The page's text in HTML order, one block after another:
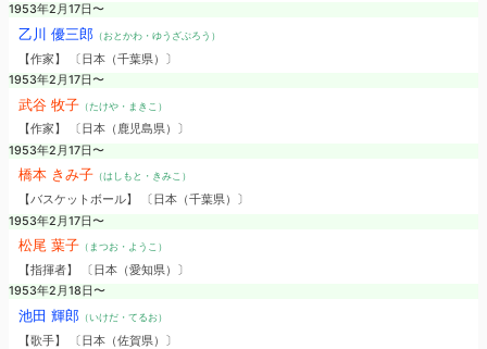
1953年2月17日〜
乙川 優三郎（おとかわ・ゆうざぶろう）
【作家】 〔日本（千葉県）〕
1953年2月17日〜
武谷 牧子（たけや・まきこ）
【作家】 〔日本（鹿児島県）〕
1953年2月17日〜
橋本 きみ子（はしもと・きみこ）
【バスケットボール】 〔日本（千葉県）〕
1953年2月17日〜
松尾 葉子（まつお・ようこ）
【指揮者】 〔日本（愛知県）〕
1953年2月18日〜
池田 輝郎（いけだ・てるお）
【歌手】 〔日本（佐賀県）〕